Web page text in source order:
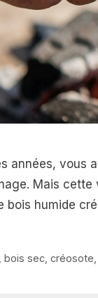
années, vous
Mais cette
bois humide
bois sec, créosote